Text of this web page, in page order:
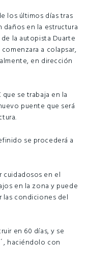
los últimos días tras
daños en la estructura
la autopista Duarte
a colapsar,
en dirección
se trabaja en la
puente que será
se procederá a
cuidadosos en el
en la zona y puede
las condiciones del
en 60 días, y se
haciéndolo con